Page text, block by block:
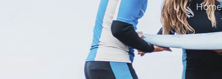
Home